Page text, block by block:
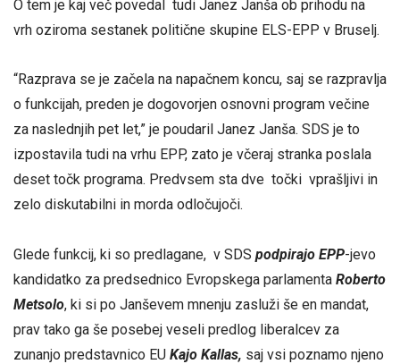
O tem je kaj več povedal tudi Janez Janša ob prihodu na
vrh oziroma sestanek politične skupine ELS-EPP v Bruselj.
“Razprava se je začela na napačnem koncu, saj se razpravlja
o funkcijah, preden je dogovorjen osnovni program večine
za naslednjih pet let,” je poudaril Janez Janša. SDS je to
izpostavila tudi na vrhu EPP, zato je včeraj stranka poslala
deset točk programa. Predvsem sta dve točki vprašljivi in
zelo diskutabilni in morda odločujoči.
Glede funkcij, ki so predlagane, v SDS podpirajo EPP-jevo
kandidatko za predsednico Evropskega parlamenta Roberto
Metsolo, ki si po Janševem mnenju zasluži še en mandat,
prav tako ga še posebej veseli predlog liberalcev za
zunanjo predstavnico EU Kajo Kallas, saj vsi poznamo njeno